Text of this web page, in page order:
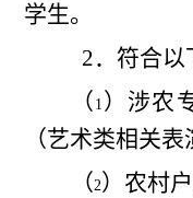
学生。
2．符合以
（ 1 ）涉农
（艺术类相关表
（2）农村